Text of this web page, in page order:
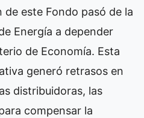
este Fondo pasó de la
Energía a depender
de Economía. Esta
generó retrasos en
distribuidoras, las
compensar la